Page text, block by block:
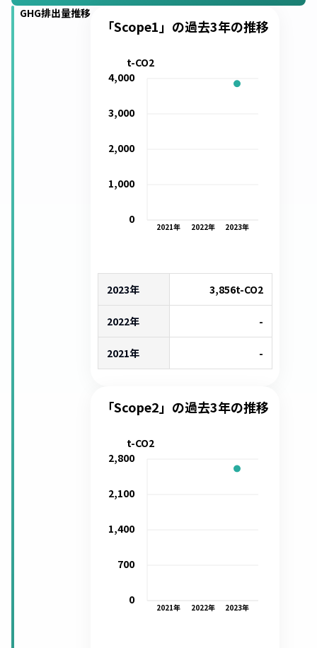
GHG排出量推移
「Scope1」の過去3年の推移
2021年 2022年 2023年
0
1,000
2,000
3,000
4,000
t-CO2
2023年 3,856t-CO2
2022年 -
2021年 -
「Scope2」の過去3年の推移
2021年 2022年 2023年
0
700
1,400
2,100
2,800
t-CO2